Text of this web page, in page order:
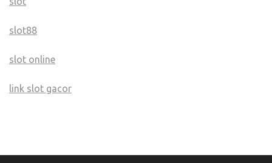
slot88
slot online
link slot gacor